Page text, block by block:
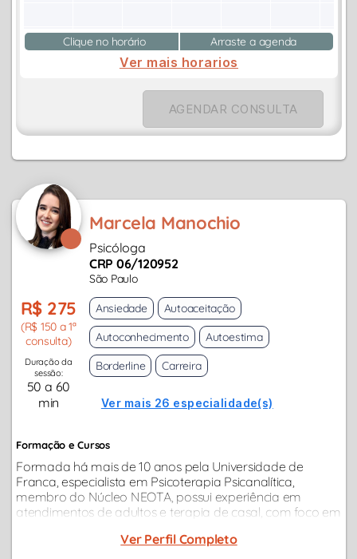
Clique no horário Arraste a agenda
Ver mais horarios
AGENDAR CONSULTA
Marcela Manochio
Psicóloga
CRP 06/120952
São Paulo
R$ 275
(R$ 150 a 1ª
consulta)
Duração da
sessão:
50 a 60
min
Ansiedade
Autoaceitação
Autoconhecimento
Autoestima
Borderline
Carreira
Ver mais 26 especialidade(s)
Formação e Cursos
Formada há mais de 10 anos pela Universidade de
Franca, especialista em Psicoterapia Psicanalítica,
membro do Núcleo NEOTA, possui experiência em
atendimentos de adultos e terapia de casal, com foco em
relacionamentos, conflitos profissionais, depressão...
Ver Perfil Completo